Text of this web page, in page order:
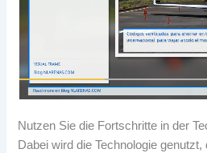
Nutzen Sie die Fortschritte in der
Dabei wird die Technologie genutzt,